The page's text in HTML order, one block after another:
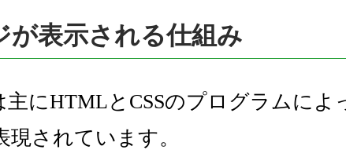
が表示される仕組み
主にHTMLとCSSのプログラムによ
現されています。